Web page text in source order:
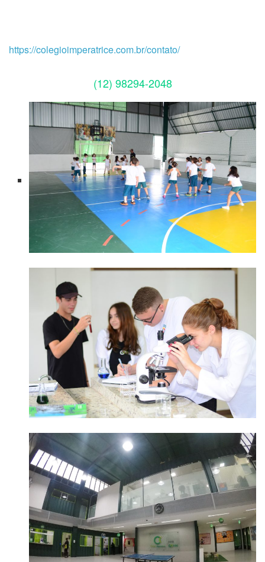
https://colegioimperatrice.com.br/contato/
(12) 98294-2048